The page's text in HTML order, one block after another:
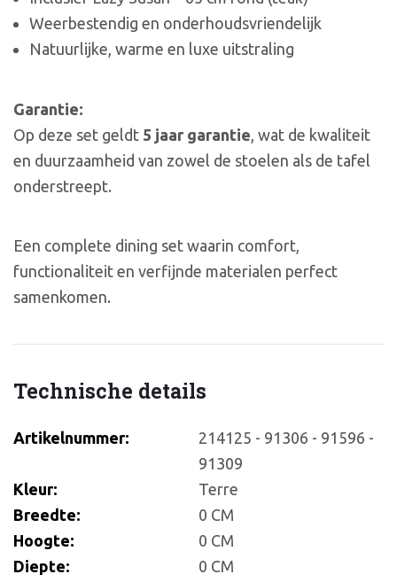
Weerbestendig en onderhoudsvriendelijk
Natuurlijke, warme en luxe uitstraling
Garantie:
Op deze set geldt 5 jaar garantie , wat de kwaliteit
en duurzaamheid van zowel de stoelen als de tafel
onderstreept.
Een complete dining set waarin comfort,
functionaliteit en verfijnde materialen perfect
samenkomen.
Technische details
Artikelnummer:
214125 - 91306 - 91596 -
91309
Kleur:
Terre
Breedte:
0 CM
Hoogte:
0 CM
Diepte:
0 CM